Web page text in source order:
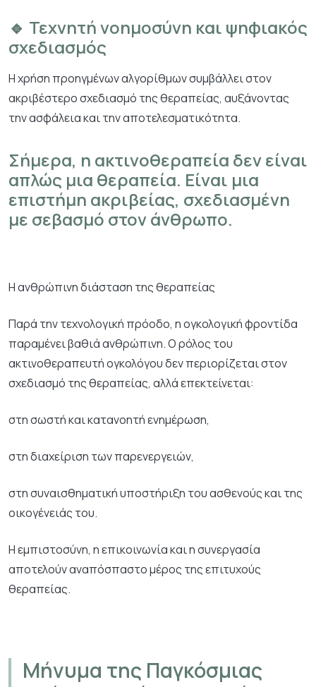
🔹 Τεχνητή νοημοσύνη και ψηφιακός
σχεδιασμός
Η χρήση προηγμένων αλγορίθμων συμβάλλει στον
ακριβέστερο σχεδιασμό της θεραπείας, αυξάνοντας
την ασφάλεια και την αποτελεσματικότητα.
Σήμερα, η ακτινοθεραπεία δεν είναι
απλώς μια θεραπεία. Είναι μια
επιστήμη ακριβείας, σχεδιασμένη
με σεβασμό στον άνθρωπο.
Η ανθρώπινη διάσταση της θεραπείας
Παρά την τεχνολογική πρόοδο, η ογκολογική φροντίδα
παραμένει βαθιά ανθρώπινη. Ο ρόλος του
ακτινοθεραπευτή ογκολόγου δεν περιορίζεται στον
σχεδιασμό της θεραπείας, αλλά επεκτείνεται:
στη σωστή και κατανοητή ενημέρωση,
στη διαχείριση των παρενεργειών,
στη συναισθηματική υποστήριξη του ασθενούς και της
οικογένειάς του.
Η εμπιστοσύνη, η επικοινωνία και η συνεργασία
αποτελούν αναπόσπαστο μέρος της επιτυχούς
θεραπείας.
Μήνυμα της Παγκόσμιας